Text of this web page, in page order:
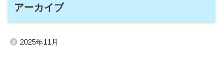
アーカイブ
2025年11月